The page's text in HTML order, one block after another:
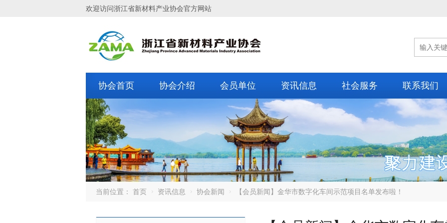
欢迎访问浙江省新材料产业协会官方网站
协会首页 协会介绍 会员单位 资讯信息 社会服务 联系我们
当前位置： 首页 资讯信息 协会新闻 【会员新闻】金华市数字化车间示范项目名单发布啦！